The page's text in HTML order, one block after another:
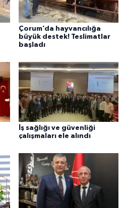
Çorum’da hayvancılığa
büyük destek! Teslimatlar
başladı
İş sağlığı ve güvenliği
çalışmaları ele alındı